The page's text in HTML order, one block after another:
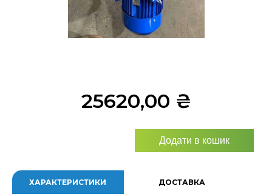
25620,00 ₴
Додати в кошик
ХАРАКТЕРИСТИКИ ДОСТАВКА